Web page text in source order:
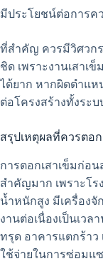
มีประโยชน์ต่อการ
ที่สำคัญ ควรมีวิศวก
ชิด เพราะงานเสาเ
ได้ยาก หากผิดตำแห
ต่อโครงสร้างทั้งระบ
สรุปเหตุผลที่ควรตอ
การตอกเสาเข็มก่อ
สำคัญมาก เพราะโร
น้ำหนักสูง มีเครื่อง
งานต่อเนื่องเป็นเว
ทรุด อาคารแตกร้าว
ใช้จ่ายในการซ่อมแ